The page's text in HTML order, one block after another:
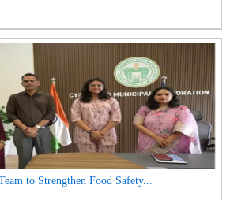
to Strengthen Food Safety...